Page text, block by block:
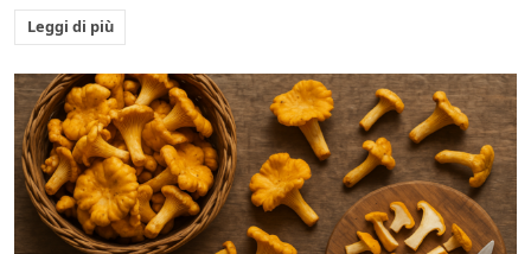
Leggi di più